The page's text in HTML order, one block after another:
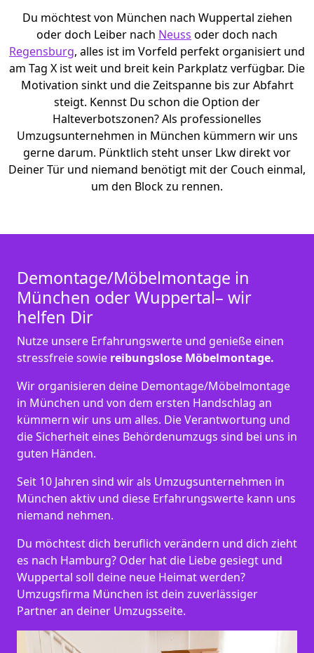
Du möchtest von München nach Wuppertal ziehen
oder doch Leiber nach Neuss oder doch nach
Regensburg, alles ist im Vorfeld perfekt organisiert und
am Tag X ist weit und breit kein Parkplatz verfügbar. Die
Motivation sinkt und die Zeitspanne bis zur Abfahrt
steigt. Kennst Du schon die Option der
Halteverbotszonen? Als professionelles
Umzugsunternehmen in München kümmern wir uns
gerne darum. Pünktlich steht unser Lkw direkt vor
Deiner Tür und niemand benötigt mit der Couch einmal,
um den Block zu rennen.
Demontage/Möbelmontage in
München oder Wuppertal– wir
helfen Dir
Nutze unsere Erfahrungswerte und genieße einen
stressfreie sowie reibungslose Möbelmontage.
Wir organisieren deine Demontage/Möbelmontage
in München und von dem ersten Handschlag an
kümmern wir uns um alles. Die Verantwortung und
die Sicherheit eines Behördenumzugs sind bei uns in
guten Händen.
Seit 10 Jahren sind wir als Umzugsunternehmen in
München aktiv und diese Erfahrungswerte kann uns
niemand nehmen.
Du möchtest dich beruflich verändern und dich zieht
es nach Hamburg? Oder hat die Liebe gesiegt und
Wuppertal soll deine neue Heimat werden?
Umzugsfirma München ist dein zuverlässiger
Partner an deiner Umzugsseite.